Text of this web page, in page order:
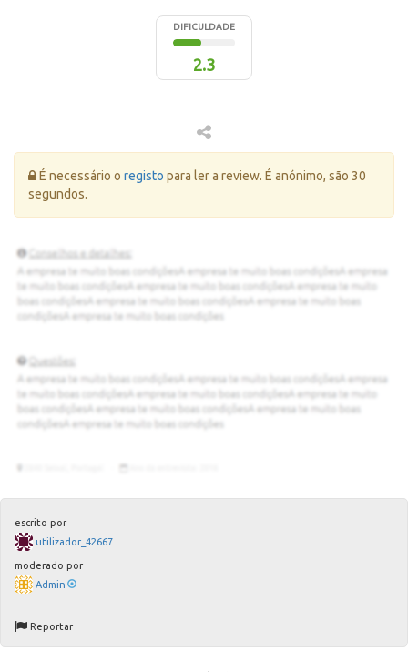
DIFICULDADE
2.3
Erro:
É necessário o registo para ler a review. É anónimo, são 30
segundos.
escrito por
utilizador_42667
moderado por
Admin
Reportar